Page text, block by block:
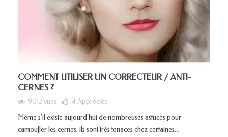
COMMENT UTILISER UN CORRECTEUR / ANTI-
CERNES ?
9012 vues 4 Appréciée
Même s'il existe aujourd'hui de nombreuses astuces pour
camoufler les cernes, ils sont très tenaces chez certaines...